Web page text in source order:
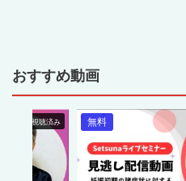
おすすめ動画
視聴済み 無料